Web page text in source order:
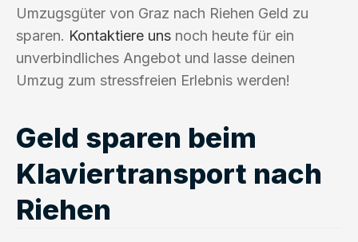
Umzugsgüter von Graz nach Riehen Geld zu
sparen. Kontaktiere uns noch heute für ein
unverbindliches Angebot und lasse deinen
Umzug zum stressfreien Erlebnis werden!
Geld sparen beim
Klaviertransport nach
Riehen